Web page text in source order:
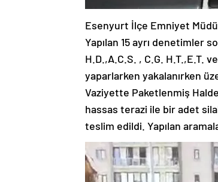
Esenyurt İlçe Emniyet
Yapılan 15 ayrı denetimler
H.D.,A.C.S. , C.G. H.T.,E.T.
yaparlarken yakalanırken
Vaziyette Paketlenmiş
hassas terazi ile bir adet
teslim edildi. Yapılan